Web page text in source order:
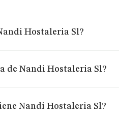
Hostaleria Sl?
de Nandi Hostaleria Sl?
Nandi Hostaleria Sl?